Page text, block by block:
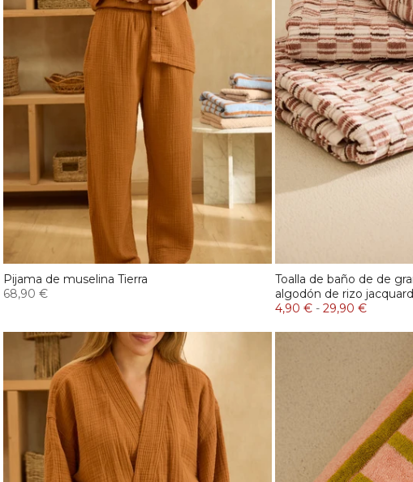
Pijama de muselina Tierra
68,90 €
Toalla de baño de de
algodón de rizo
4,90 € - 29,90 €